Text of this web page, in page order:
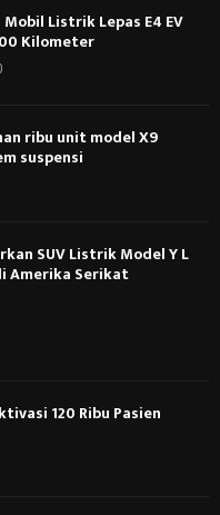
Listrik Lepas E4 EV
Kilometer
ribu unit model X9
suspensi
SUV Listrik Model Y L
Amerika Serikat
120 Ribu Pasien